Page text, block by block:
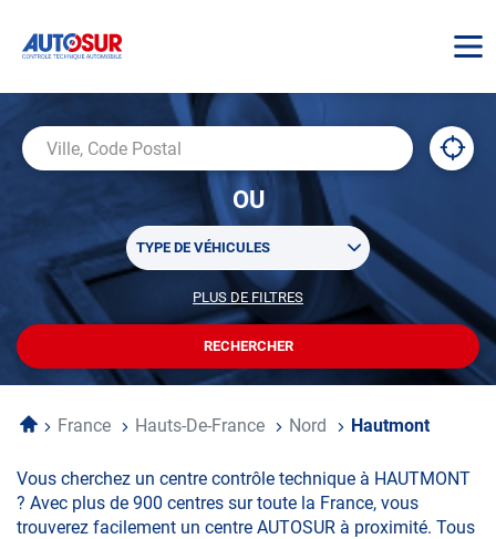
Code
Postal
À
,
OU
Sélectionner
un
plusieurs
recherche
TYPE DE VÉHICULES
PLUS DE FILTRES
POUR
PERSONNALISER
VOTRE
RECHERCHE
RECHERCHER
UN
CENTRE
AUTOSUR
AccueilFrance Hauts-De-France Nord Hautmont
Vous cherchez un centre contrôle technique à HAUTMONT
? Avec plus de 900 centres sur toute la France, vous
trouverez facilement un centre AUTOSUR à proximité. Tous